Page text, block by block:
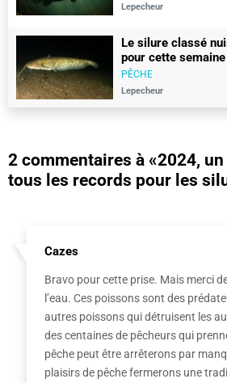
Lepecheur
Le silure classé
pour cette
vagues
PÊCHE
Lepecheur
2 commentaires à «2024,
tous les records pour les
Cazes
Bravo pour cette prise. Mais merci
l’eau. Ces poissons sont des
autres poissons qui détruisent les
des centaines de pêcheurs qui
pêche peut être arrêterons par
plaisirs de pêche fermerons une